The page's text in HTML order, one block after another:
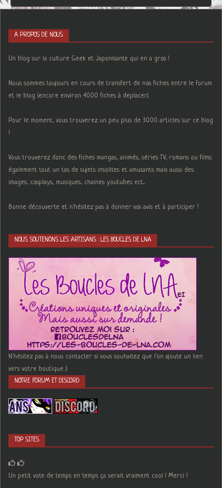
A PROPOS DE NOUS
Un blog sur la culture Geek et Japonisante qui en a gros !
Nous sommes toujours en cours de transfert de nos fiches entre le forum
et le blog (encore environ 4000 fiches à deplacer).
Pour le moment, vous trouverez un peu plus de 3000 articles sur ce blog
!
Vous trouverez donc des fiches mangas, animés, séries TV, romans ou films
également tout un tas de sujets insolites et amusants mais aussi des
images, cosplays, musiques, chaines youtubes ect...
Bonne découverte et n'hésitez pas à donner vos avis et à participer !
NOUS SOUTENONS LES ARTISANS : LES BOUCLES DE LNA
N'hésitez pas à nous contacter si vous souhaitez que l'on ajoute un lien
vers votre boutique :)
NOTRE FORUM ET DISCORD
TOP SITES
Un petit vote de temps en temps ça serait vraiment cool ! Merci !